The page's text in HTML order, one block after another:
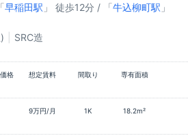
早稲田駅 」 徒歩12分 / 「牛込柳町駅 」
SRC造
格 想定賃料 間取り
専有面積
9万円/月 1K
18.2m²